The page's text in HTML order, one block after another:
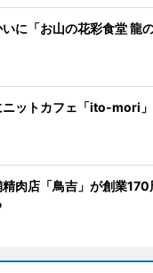
いに「お山の花彩食堂 龍
ニットカフェ「ito-mori
精肉店「鳥吉」が創業